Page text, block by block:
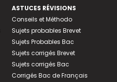
ASTUCES RÉVISIONS
Conseils et Méthodo
Sujets probables Brevet
Sujets Probables Bac
Sujets corrigés Brevet
Sujets corrigés Bac
Corrigés Bac de Français